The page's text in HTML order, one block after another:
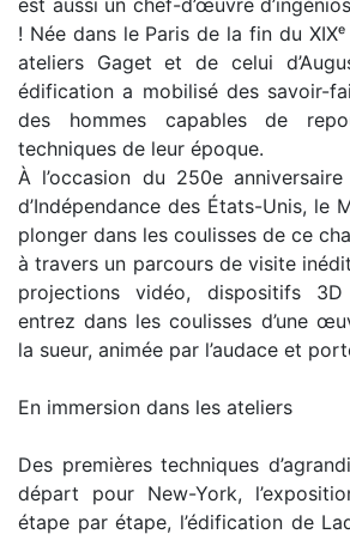
! Née dans le Paris de la fin du
ateliers Gaget et de celui
édification a mobilisé des savoir-
des hommes capables de
techniques de leur époque.
À l’occasion du 250e
d’Indépendance des États-Unis, le
plonger dans les coulisses de ce
à travers un parcours de visite
projections vidéo, dispositifs
entrez dans les coulisses d’une
la sueur, animée par l’audace et
En immersion dans les ateliers
Des premières techniques
départ pour New-York,
étape par étape, l’édification de